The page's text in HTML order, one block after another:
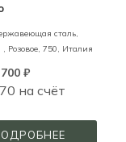
сталь,
Розовое, 750, Италия
₽
на счёт